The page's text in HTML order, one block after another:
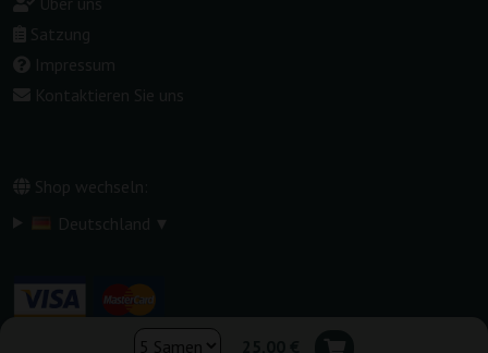
Satzung
Impressum
Kontaktieren Sie uns
Shop wechseln:
Deutschland ▾